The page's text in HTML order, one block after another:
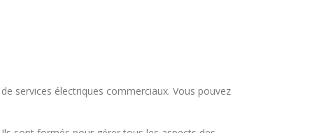
services électriques commerciaux. Vous pouvez